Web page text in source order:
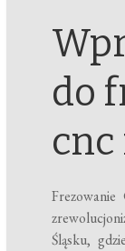
do
cnc
Śląsku,